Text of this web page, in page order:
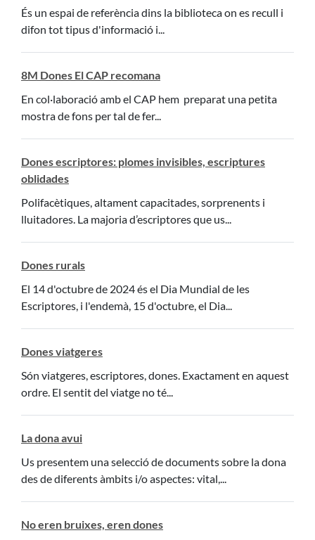
És un espai de referència dins la biblioteca on es recull i
difon tot tipus d'informació i...
8M Dones El CAP recomana
En col·laboració amb el CAP hem preparat una petita
mostra de fons per tal de fer...
Dones escriptores: plomes invisibles, escriptures
oblidades
Polifacètiques, altament capacitades, sorprenents i
lluitadores. La majoria d’escriptores que us...
Dones rurals
El 14 d'octubre de 2024 és el Dia Mundial de les
Escriptores, i l'endemà, 15 d'octubre, el Dia...
Dones viatgeres
Són viatgeres, escriptores, dones. Exactament en aquest
ordre. El sentit del viatge no té...
La dona avui
Us presentem una selecció de documents sobre la dona
des de diferents àmbits i/o aspectes: vital,...
No eren bruixes, eren dones